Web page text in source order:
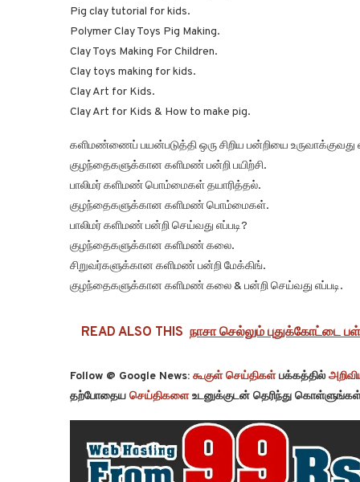
Pig clay tutorial for kids.
Polymer Clay Toys Pig Making.
Clay Toys Making For Children.
Clay toys making for kids.
Clay Art for Kids.
Clay Art for Kids & How to make pig.
களிமண்ணைப் பயன்படுத்தி ஒரு சிறிய பன்றியை உருவாக்குவது
குழந்தைகளுக்கான களிமண் பன்றி பயிற்சி.
பாலிமர் களிமண் பொம்மைகள் தயாரித்தல்.
குழந்தைகளுக்கான களிமண் பொம்மைகள்.
பாலிமர் களிமண் பன்றி செய்வது எப்படி?
குழந்தைகளுக்கான களிமண் கலை.
சிறுவர்களுக்கான களிமண் பன்றி மேக்கிங்.
குழந்தைகளுக்கான களிமண் கலை & பன்றி செய்வது எப்படி.
READ ALSO THIS நாசா செல்லும் புதுக்கோட்டை
Follow @ Google News: கூகுள் செய்திகள்பக்கத்தில்
தற்போதைய செய்திகளைஉடனுக்குடன் தெரிந்து